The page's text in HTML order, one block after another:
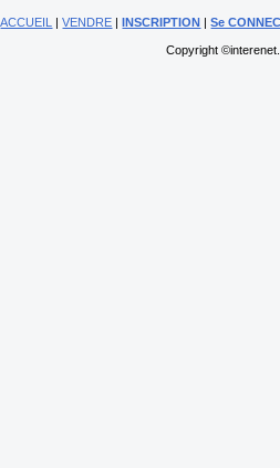
ACCUEIL |VENDRE |INSCRIPTION |Se
Copyright